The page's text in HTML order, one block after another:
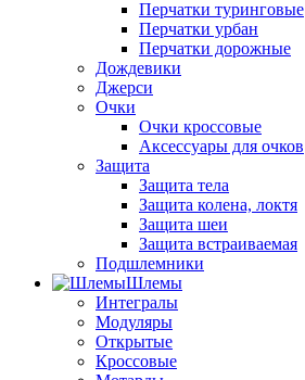
Перчатки туринговые
Перчатки урбан
Перчатки дорожные
Дождевики
Джерси
Очки
Очки кроссовые
Аксессуары для очков
Защита
Защита тела
Защита колена, локтя
Защита шеи
Защита встраиваемая
Подшлемники
Шлемы
Интегралы
Модуляры
Открытые
Кроссовые